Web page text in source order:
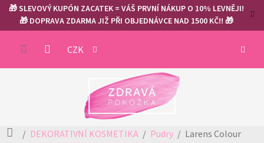
Přejít
obsah
🎁 SLEVOVÝ KUPÓN ZACATEK = VÁŠ PRVNÍ NÁKUP O 10% LEVNĚJI!
🎁 DOPRAVA ZDARMA JIŽ PŘI OBJEDNÁVCE NAD 1500 KČ!! 🎁
CZK
Domů
DEKORATIVNÍ KOSMETIKA Pudry
Larens Colour